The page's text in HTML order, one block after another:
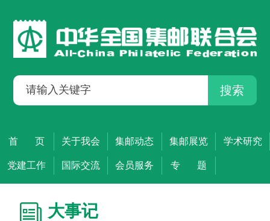
搜索
首 页 关于我会 集邮动态 集邮展览 学术研究
党建工作 国际交流 会员服务 专 题
大事记